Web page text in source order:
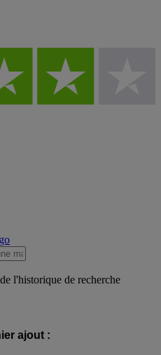
l'historique de recherche
ajout :